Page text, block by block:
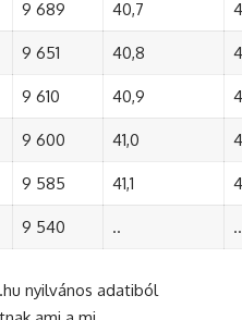
9 689 40,7
9 651 40,8
9 610 40,9
9 600 41,0
9 585 41,1
9 540 .. ..
nyilvános adatiból